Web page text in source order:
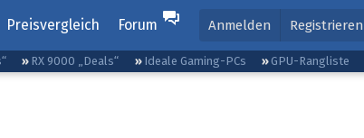
Preisvergleich Forum Anmelden Registrieren
RX 9000 „Deals“ Ideale Gaming-PCs GPU-Rangliste